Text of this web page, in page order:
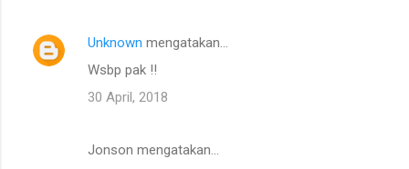
Unknown mengatakan…
Wsbp pak !!
30 April, 2018
Jonson mengatakan…